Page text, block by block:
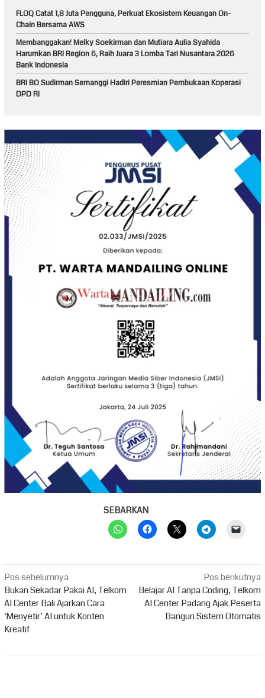
FLOQ Catat 1,8 Juta Pengguna, Perkuat Ekosistem Keuangan On-
Chain Bersama AWS
Membanggakan! Melky Soekirman dan Mutiara Aulia Syahida
Harumkan BRI Region 6, Raih Juara 3 Lomba Tari Nusantara 2026
Bank Indonesia
BRI BO Sudirman Semanggi Hadiri Peresmian Pembukaan Koperasi
DPD RI
SEBARKAN
Navigasi
pos
Pos sebelumnya
Bukan Sekadar Pakai AI, Telkom
AI Center Bali Ajarkan Cara
‘Menyetir’ AI untuk Konten
Kreatif
Pos berikutnya
Belajar AI Tanpa Coding, Telkom
AI Center Padang Ajak Peserta
Bangun Sistem Otomatis